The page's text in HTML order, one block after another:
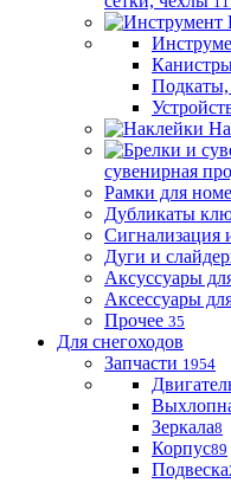
Подкаты,
сувенирная
Рамки для
Дубликаты
Сигнализация
Дуги и
Аксуссуары
Аксессуары
Прочее 35
Для снегоходов
Запчасти 1954
Зеркала8
Корпус89
Подвеска